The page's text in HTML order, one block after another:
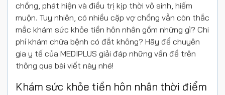
chồng, phát hiện và điều trị kịp thời vô sinh, hiếm
muộn. Tuy nhiên, có nhiều cặp vợ chồng vẫn còn thắc
mắc khám sức khỏe tiền hôn nhân gồm những gì? Chi
phí khám chữa bệnh có đắt không? Hãy để chuyên
gia y tế của MEDIPLUS giải đáp những vấn đề trên
thông qua bài viết này nhé!
Khám sức khỏe tiền hôn nhân thời điểm